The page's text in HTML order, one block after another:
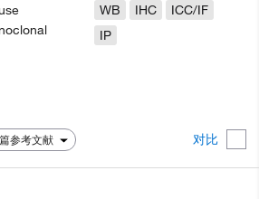
参考文献 对比
WB
IHC
ICC/IF
IP